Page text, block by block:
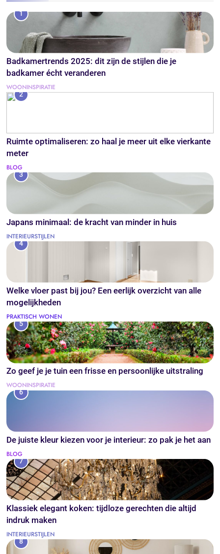
1
Badkamertrends 2025: dit zijn de stijlen die je
badkamer écht veranderen
WOONINSPIRATIE
2
Ruimte optimaliseren: zo haal je meer uit elke vierkante
meter
BLOG
3
Japans minimaal: de kracht van minder in huis
INTERIEURSTIJLEN
4
Welke vloer past bij jou? Een eerlijk overzicht van alle
mogelijkheden
PRAKTISCH WONEN
5
Zo geef je je tuin een frisse en persoonlijke uitstraling
WOONINSPIRATIE
6
De juiste kleur kiezen voor je interieur: zo pak je het aan
BLOG
7
Klassiek elegant koken: tijdloze gerechten die altijd
indruk maken
INTERIEURSTIJLEN
8